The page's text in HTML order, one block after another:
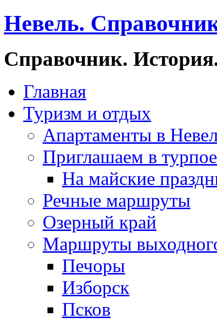
Невель.
Справочник.
Главная
Туризм и отдых
Апартаменты в
Приглашаем в
На майские
Речные маршруты
Озерный край
Маршруты
Печоры
Изборск
Псков